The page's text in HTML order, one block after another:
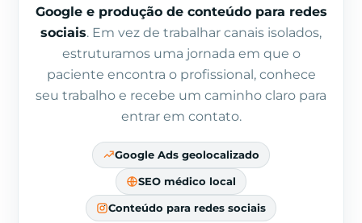
Google e produção de conteúdo para redes
sociais. Em vez de trabalhar canais isolados,
estruturamos uma jornada em que o
paciente encontra o profissional, conhece
seu trabalho e recebe um caminho claro para
entrar em contato.
Google Ads geolocalizado
SEO médico local
Conteúdo para redes sociais